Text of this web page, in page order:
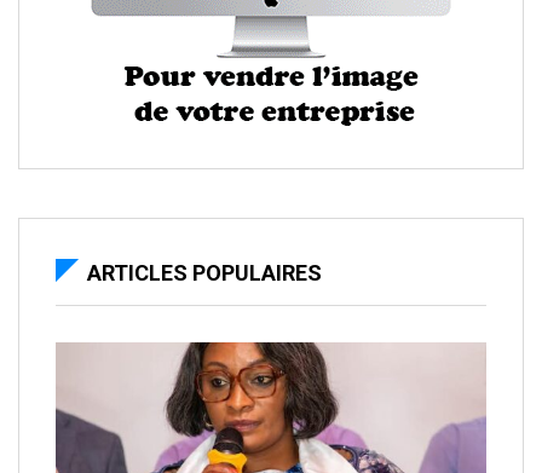
ARTICLES POPULAIRES